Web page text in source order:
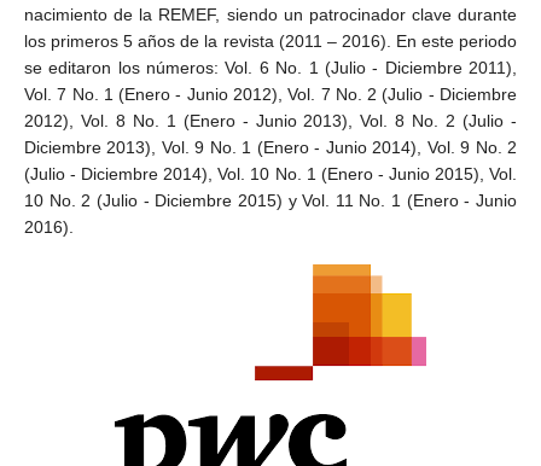
nacimiento de la REMEF, siendo un patrocinador clave durante
los primeros 5 años de la revista (2011 – 2016). En este periodo
se editaron los números: Vol. 6 No. 1 (Julio - Diciembre 2011),
Vol. 7 No. 1 (Enero - Junio 2012), Vol. 7 No. 2 (Julio - Diciembre
2012), Vol. 8 No. 1 (Enero - Junio 2013), Vol. 8 No. 2 (Julio -
Diciembre 2013), Vol. 9 No. 1 (Enero - Junio 2014), Vol. 9 No. 2
(Julio - Diciembre 2014),Vol. 10 No. 1 (Enero - Junio 2015), Vol.
10 No. 2 (Julio - Diciembre 2015) yVol. 11 No. 1 (Enero - Junio
2016).